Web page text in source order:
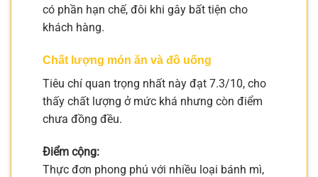
có phần hạn chế, đôi khi gây bất tiện cho
khách hàng.
Chất lượng món ăn và đồ uống
Tiêu chí quan trọng nhất này đạt 7.3/10, cho
thấy chất lượng ở mức khá nhưng còn điểm
chưa đồng đều.
Điểm cộng:
Thực đơn phong phú với nhiều loại bánh mì,